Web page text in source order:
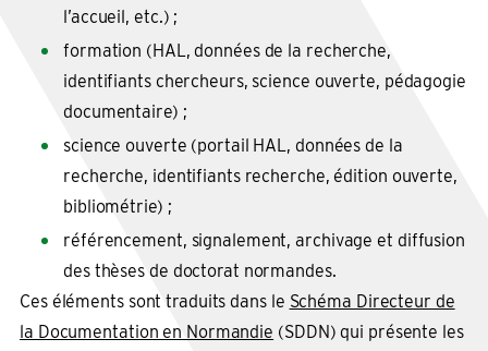
l’accueil, etc.) ;
formation (HAL, données de la recherche,
identifiants chercheurs, science ouverte, pédagogie
documentaire) ;
science ouverte (portail HAL, données de la
recherche, identifiants recherche, édition ouverte,
bibliométrie) ;
référencement, signalement, archivage et diffusion
des thèses de doctorat normandes.
Ces éléments sont traduits dans le Schéma Directeur de
la Documentation en Normandie (SDDN) qui présente les